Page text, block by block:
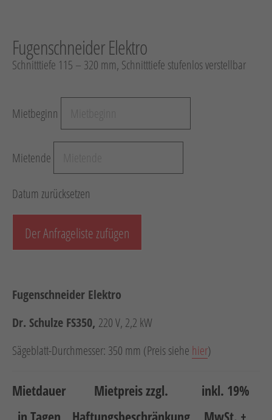
Schotter-/Betonbearbeitung
Garten
Sonstiges
Anhänger mit Zubehör
Unsere Mietliste
Neumaschinen
Gebrauchtmaschinen
Unternehmen
Kontakt
Jobs
Schulungen
Fugenschneider Elektro
Schnitttiefe 115 – 320 mm, Schnitttiefe stufenlos verstellbar
Mietbeginn
Mietende
Datum zurücksetzen
Der Anfrageliste zufügen
Fugenschneider Elektro
Dr. Schulze FS350, 220 V, 2,2 kW
Sägeblatt-Durchmesser: 350 mm (Preis siehe hier)
Mietdauer
Mietpreis zzgl.
inkl. 19%